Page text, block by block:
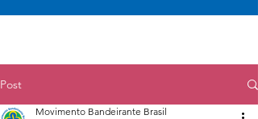
Post
Movimento Bandeirante Brasil